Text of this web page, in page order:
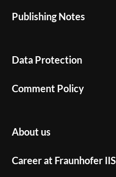
Publishing Notes
Data Protection
Comment Policy
About us
Career at Fraunhofer IIS